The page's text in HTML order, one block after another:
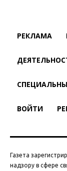
РЕКЛАМА
ВОЙТИ
Газета
надзору в сфере